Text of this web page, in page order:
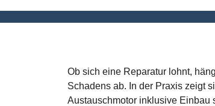
Ob sich eine Reparatur lohnt,
Schadens ab. In der Praxis zeigt
Austauschmotor inklusive Einbau